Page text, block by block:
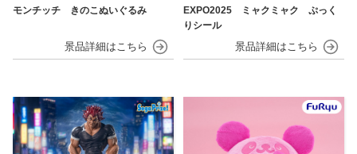
モンチッチ きのこぬいぐるみ
EXPO2025 ミャクミャク ぷっく
りシール